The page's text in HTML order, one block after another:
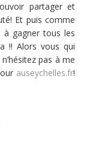
partager et
Et puis comme
gagner tous les
!! Alors vous qui
pas à me
auseychelles.fr!